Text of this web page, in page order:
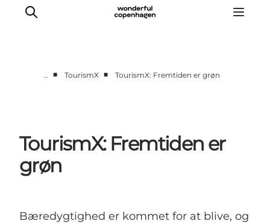
Turismeviden
Om Wonderful Copenhagen
… ■ TourismX ■ TourismX: Fremtiden er grøn
TourismX: Fremtiden er
grøn
Bæredygtighed er kommet for at blive, og